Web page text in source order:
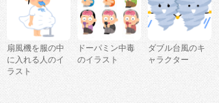
扇風機を服の中
に入れる人のイ
ラスト
ドーパミン中毒
のイラスト
ダブル台風のキ
ャラクター